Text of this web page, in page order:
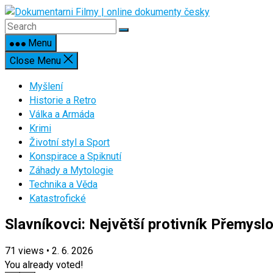
Skip
to
contentMenu
Close Menu
Myšlení
Historie a Retro
Válka a Armáda
Krimi
Životní styl a Sport
Konspirace a Spiknutí
Záhady a Mytologie
Technika a Věda
Katastrofické
Slavníkovci: Největší protivník
71 views • 2. 6. 2026
You already voted!